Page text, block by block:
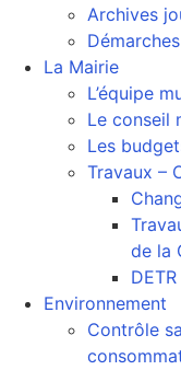
Archives
La Mairie
L’équipe
Le conseil
Les
Travaux –
de la
Environnement
Contrôle